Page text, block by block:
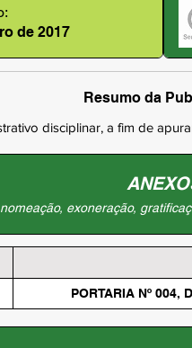
de 2017
Resumo da
disciplinar, a fim de
exoneração,
PORTARIA Nº 004,